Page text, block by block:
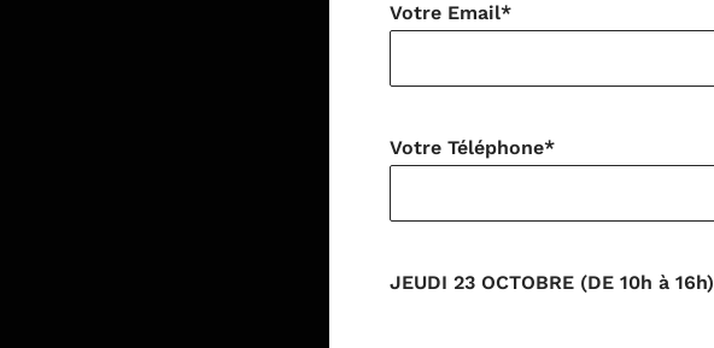
Votre Email*
Votre Téléphone*
JEUDI 23 OCTOBRE (DE 10h à 16h)